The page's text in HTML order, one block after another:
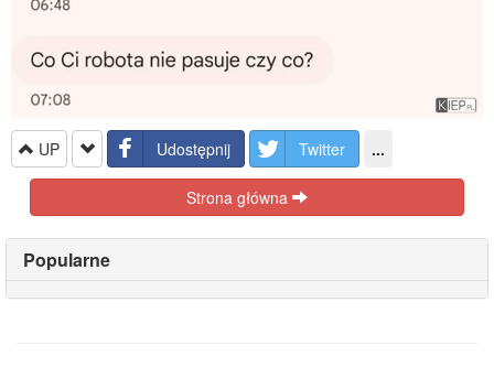
UP Udostępnij Twitter ...
Strona główna
Popularne